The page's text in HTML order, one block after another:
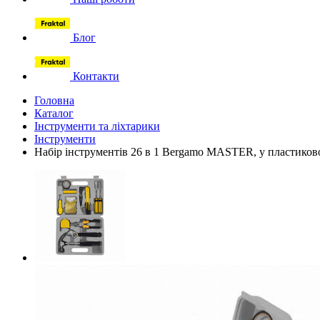
Блог
Контакти
Головна
Каталог
Інструменти та ліхтарики
Інструменти
Набір інструментів 26 в 1 Bergamo MASTER, у